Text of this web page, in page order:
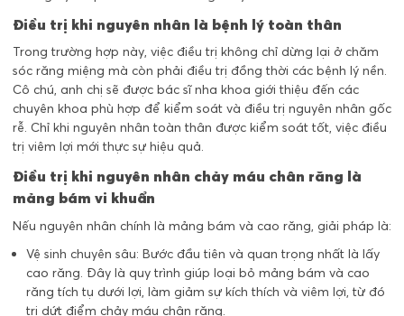
Điều trị khi nguyên nhân là bệnh lý toàn thân
Trong trường hợp này, việc điều trị không chỉ dừng lại ở chăm
sóc răng miệng mà còn phải điều trị đồng thời các bệnh lý nền.
Cô chú, anh chị sẽ được bác sĩ nha khoa giới thiệu đến các
chuyên khoa phù hợp để kiểm soát và điều trị nguyên nhân gốc
rễ. Chỉ khi nguyên nhân toàn thân được kiểm soát tốt, việc điều
trị viêm lợi mới thực sự hiệu quả.
Điều trị khi nguyên nhân chảy máu chân răng là
mảng bám vi khuẩn
Nếu nguyên nhân chính là mảng bám và cao răng, giải pháp là:
Vệ sinh chuyên sâu: Bước đầu tiên và quan trọng nhất là lấy
cao răng. Đây là quy trình giúp loại bỏ mảng bám và cao
răng tích tụ dưới lợi, làm giảm sự kích thích và viêm lợi, từ đó
trị dứt điểm chảy máu chân răng.